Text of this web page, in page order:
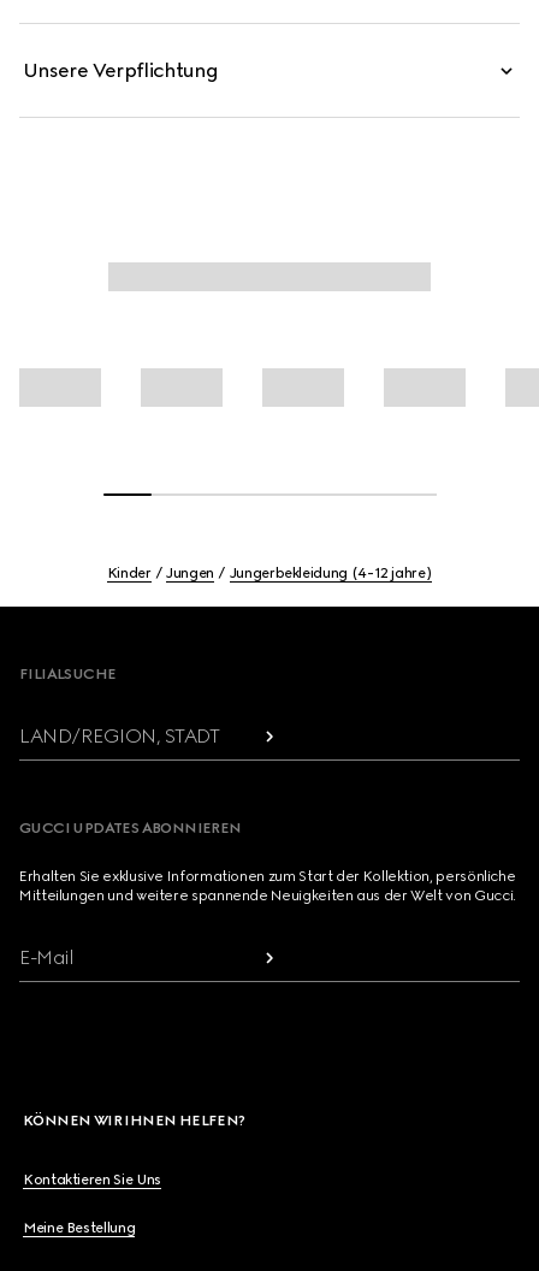
Unsere Verpflichtung
Kinder Jungen Jungerbekleidung (4-12 jahre)
FILIALSUCHE
LAND/REGION, STADT
GUCCI UPDATES ABONNIEREN
Erhalten Sie exklusive Informationen zum Start der Kollektion, persönliche
Mitteilungen und weitere spannende Neuigkeiten aus der Welt von Gucci.
E-Mail
KÖNNEN WIR IHNEN HELFEN?
Kontaktieren Sie Uns
Meine Bestellung